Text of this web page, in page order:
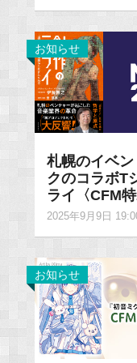
お知らせ
札幌のイベ
クのコラボT
ライ〈CFM
2025年9月9日
お知らせ